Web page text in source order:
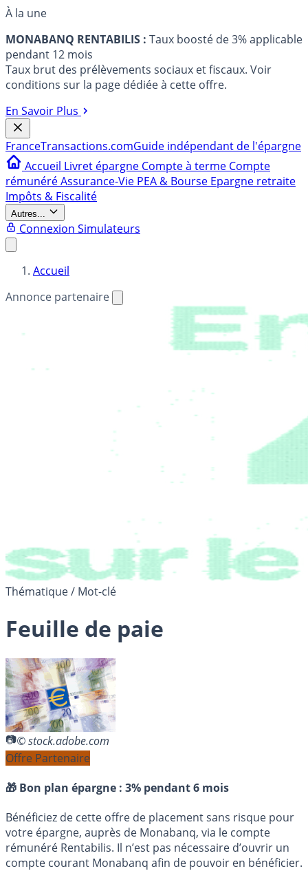
À la une
MONABANQ RENTABILIS : Taux boosté de 3% applicable
pendant 12 mois
Taux brut des prélèvements sociaux et fiscaux. Voir
conditions sur la page dédiée à cette offre.
En Savoir Plus
FranceTransactions.comGuide indépendant de l'épargne
Accueil Livret épargne Compte à terme Compte
rémunéréAssurance-Vie PEA & Bourse Epargne retraite
Impôts & Fiscalité
Autres...
Connexion Simulateurs
Accueil
Annonce partenaire
Thématique / Mot-clé
Feuille de paie
© stock.adobe.com
Offre Partenaire
🎁 Bon plan épargne : 3% pendant 6 mois
Bénéficiez de cette offre de placement sans risque pour
votre épargne, auprès de Monabanq, via le compte
rémunéré Rentabilis. Il n’est pas nécessaire d’ouvrir un
compte courant Monabanq afin de pouvoir en bénéficier.